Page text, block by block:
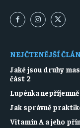
NEJČTENĚJŠÍ
Jaké jsou druhy
část 2
Lupénka
Jak správně
Vitamín A a jeho